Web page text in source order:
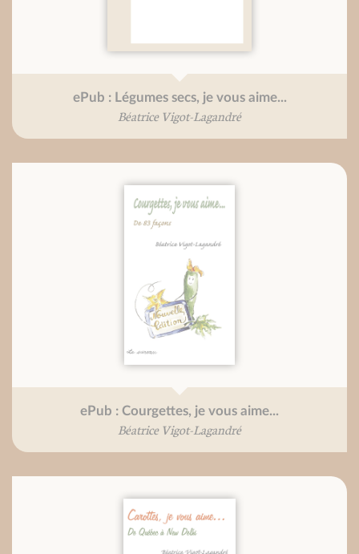
ePub : Légumes secs, je vous aime...
Béatrice Vigot-Lagandré
ePub : Courgettes, je vous aime...
Béatrice Vigot-Lagandré